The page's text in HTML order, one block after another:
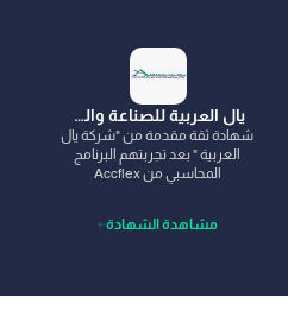
يال العربية للصناعة والمقاولات المحدودة
شهادة ثقة مقدمة من "شركة يال
العربية " بعد تجربتهم البرنامج
المحاسبي من Accflex
مشاهدة الشهادة